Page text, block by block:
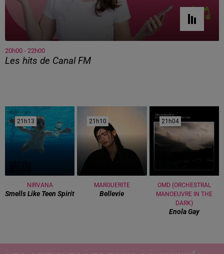
20h00 - 22h00
Les hits de Canal FM
21h13
21h13
NIRVANA
Smells Like Teen Spirit
21h10
21h10
MARGUERITE
Bellevie
21h04
21h04
OMD (ORCHESTRAL
MANOEUVRE IN THE
DARK)
Enola Gay